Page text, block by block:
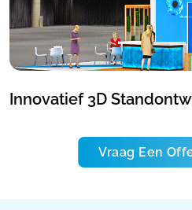
Innovatief 3D
Vraag Een